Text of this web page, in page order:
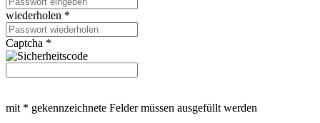
wiederholen *
Captcha *
mit * gekennzeichnete Felder müssen ausgefüllt werden